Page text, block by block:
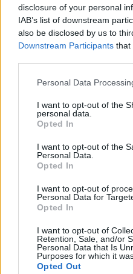
disclosure of your personal
IAB’s list of downstream
also be disclosed by us to
Downstream Participants that
Please note that this
not limited to your visit or
grant or deny consent to
use your data for below
consent section.
Personal Data
I want to opt-out of the
personal data.
Opted In
I want to opt-out of the
Personal Data.
Opted In
I want to opt-out of
Personal Data for
Opted In
I want to opt-out of
Retention, Sale, and/or
Personal Data that Is
Purposes for which it
Opted Out
Μας ξεναγούν στην
μνημείο προστασίας, με
πλίνθινα χαμηλά